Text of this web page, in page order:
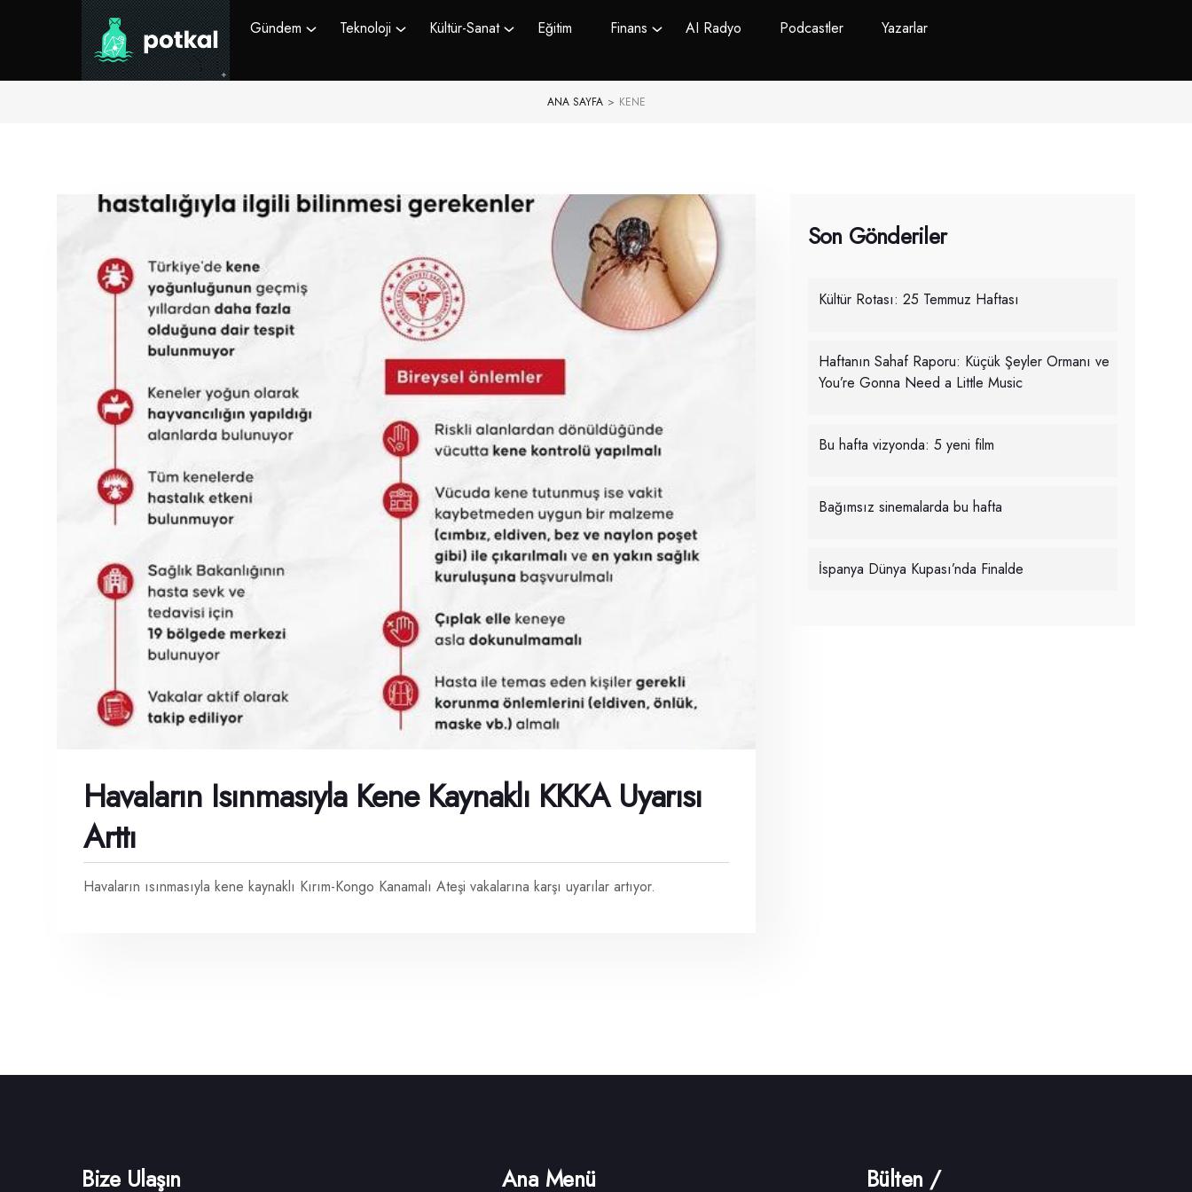
Gündem Teknoloji Kültür-Sanat Eğitim Finans AI Radyo Podcastler Yazarlar
ANA SAYFA > KENE
Havaların Isınmasıyla Kene Kaynaklı KKKA Uyarısı
Arttı
Havaların ısınmasıyla kene kaynaklı Kırım-Kongo Kanamalı Ateşi vakalarına karşı uyarılar artıyor.
Son Gönderiler
Kültür Rotası: 25 Temmuz Haftası
Haftanın Sahaf Raporu: Küçük Şeyler Ormanı ve
You’re Gonna Need a Little Music
Bu hafta vizyonda: 5 yeni film
Bağımsız sinemalarda bu hafta
İspanya Dünya Kupası’nda Finalde
Bize Ulaşın Ana Menü Bülten /